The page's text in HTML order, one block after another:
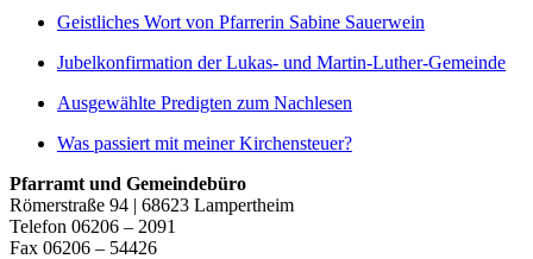
Geistliches Wort von Pfarrerin Sabine Sauerwein
Jubelkonfirmation der Lukas- und Martin-Luther-Gemeinde
Ausgewählte Predigten zum Nachlesen
Was passiert mit meiner Kirchensteuer?
Pfarramt und Gemeindebüro
Römerstraße 94 | 68623 Lampertheim
Telefon 06206 – 2091
Fax 06206 – 54426